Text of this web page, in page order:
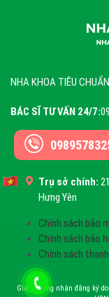
NHA KHOA TIÊU
BÁC SĨ TƯ VẤN 24/7:
Trụ sở chính:
Hưng Yên
Chính sách bảo
Chính sách bảo
Chính sách
Giấy chứng nhận đăng ký